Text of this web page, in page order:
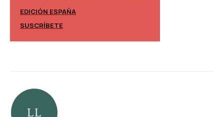
EDICIÓN ESPAÑA
SUSCRÍBETE